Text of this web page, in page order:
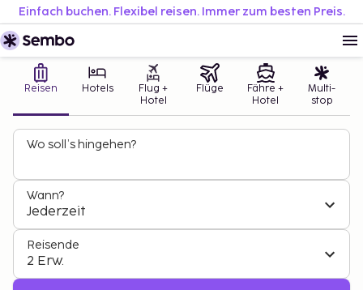
Einfach buchen. Flexibel reisen. Immer zum besten Preis.
Reisen Hotels
Flug +
Hotel
Flüge
Fähre +
Hotel
Multi-
stop
Wo soll’s hingehen?
Wann?
Jederzeit
Reisende
2 Erw.